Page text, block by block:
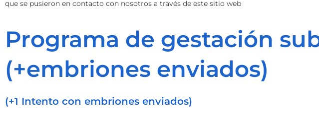
que se pusieron en contacto con nosotros a través de este sitio web
Programa de gestación
(+embriones enviados)
(+1 Intento con embriones enviados)